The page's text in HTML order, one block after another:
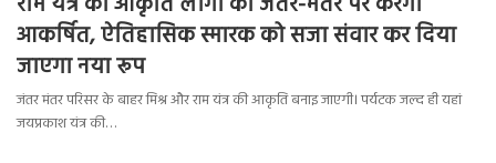
आकर्षित, ऐतिहासिक स्मारक को सजा संवार कर दिया
जाएगा नया रूप
जंतर मंतर परिसर के बाहर मिश्र और राम यंत्र की आकृति बनाइ जाएगी। पर्यटक जल्द ही यहां
जयप्रकाश यंत्र की…